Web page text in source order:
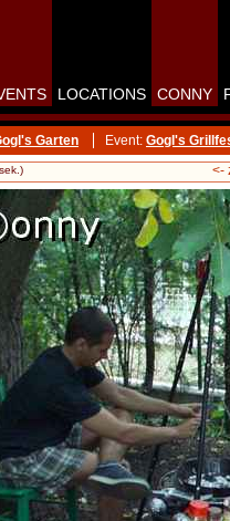
LOCATIONS CONNY
Garten Event: Gogl's
sek.) <-